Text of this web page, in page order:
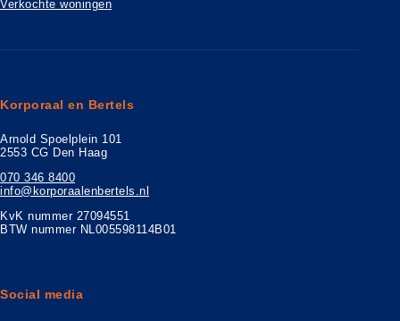
Verkochte woningen
Korporaal en Bertels
Arnold Spoelplein 101
2553 CG Den Haag
070 346 8400
info@korporaalenbertels.nl
KvK nummer 27094551
BTW nummer NL005598114B01
Social media